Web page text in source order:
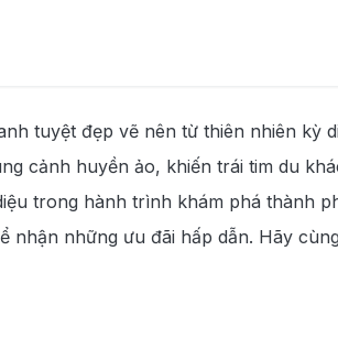
tuyệt đẹp vẽ nên từ thiên nhiên kỳ
cảnh huyền ảo, khiến trái tim du
trong hành trình khám phá thành
nhận những ưu đãi hấp dẫn. Hãy